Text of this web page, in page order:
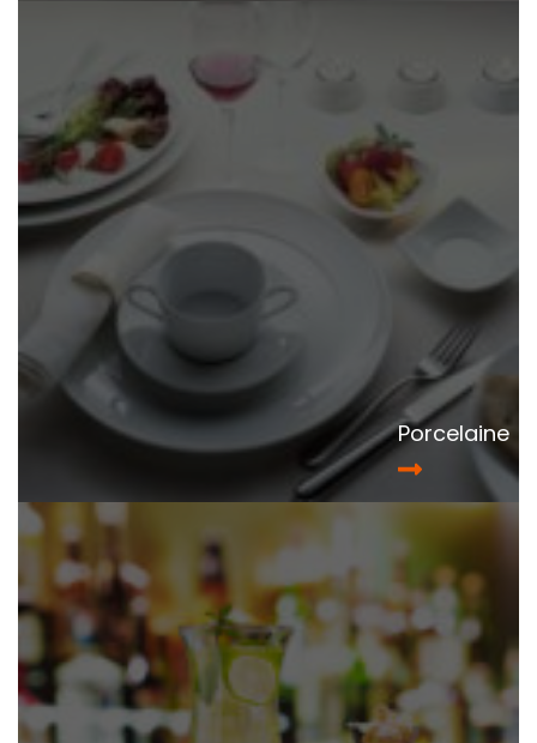
Porcelaine